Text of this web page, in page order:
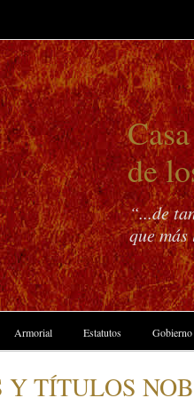
de
“...de
que
Armorial Estatutos Gobierno
TÍTULOS